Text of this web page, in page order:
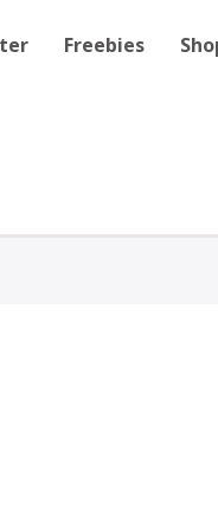
Freebies